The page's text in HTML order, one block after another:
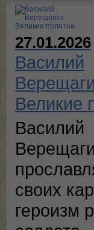
27.01.2026
Василий
Великие
Василий
своих
героизм